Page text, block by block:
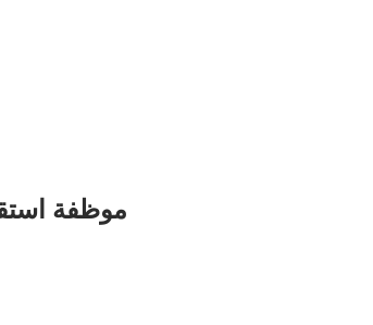
موظفة